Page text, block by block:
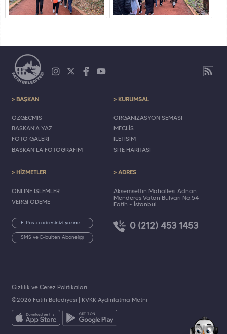
> BAŞKAN
ÖZGEÇMİŞ
BAŞKAN'A YAZ
FOTO GALERİ
BAŞKAN'LA FOTOĞRAFIM
> KURUMSAL
ORGANİZASYON ŞEMASI
MECLİS
İLETİŞİM
SİTE HARİTASI
> HİZMETLER
ONLINE İŞLEMLER
VERGİ ÖDEME
SMS ve E-bülten Aboneliği
> ADRES
Akşemsettin Mahallesi Adnan
Menderes Vatan Bulvarı No:54
Fatih - İstanbul
0 (212) 453 1453
©2026 Fatih Belediyesi | KVKK Aydınlatma Metni
Gizlilik ve Çerez Politikaları